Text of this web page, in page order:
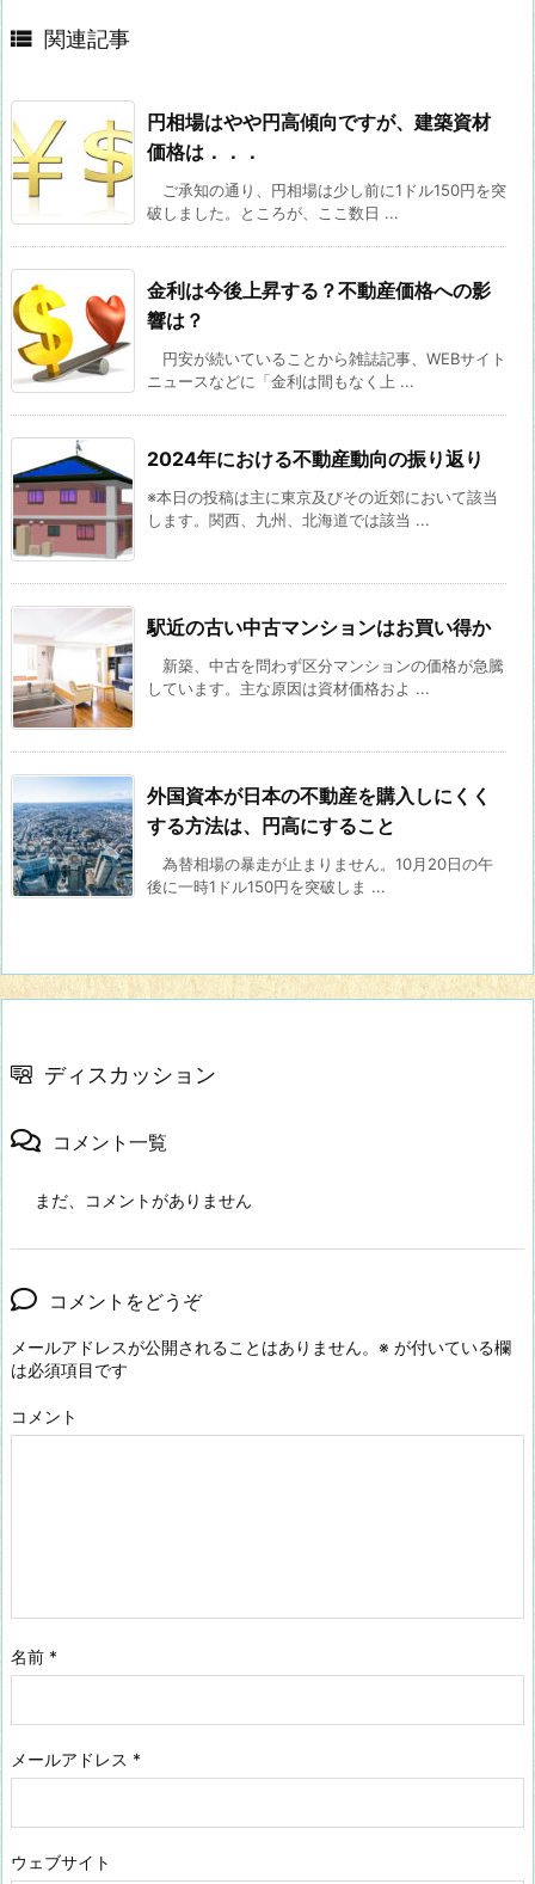
 関連記事
円相場はやや円高傾向ですが、建築資材
価格は．．．
ご承知の通り、円相場は少し前に1ドル150円を突
破しました。ところが、ここ数日 ...
金利は今後上昇する？不動産価格への影
響は？
円安が続いていることから雑誌記事、WEBサイト
ニュースなどに「金利は間もなく上 ...
2024年における不動産動向の振り返り
※本日の投稿は主に東京及びその近郊において該当
します。関西、九州、北海道では該当 ...
駅近の古い中古マンションはお買い得か
新築、中古を問わず区分マンションの価格が急騰
しています。主な原因は資材価格およ ...
外国資本が日本の不動産を購入しにくく
する方法は、円高にすること
為替相場の暴走が止まりません。10月20日の午
後に一時1ドル150円を突破しま ...
ディスカッション
コメント一覧
まだ、コメントがありません
コメントをどうぞ
メールアドレスが公開されることはありません。 ※ が付いている欄
は必須項目です
コメント
名前 *
メールアドレス *
ウェブサイト